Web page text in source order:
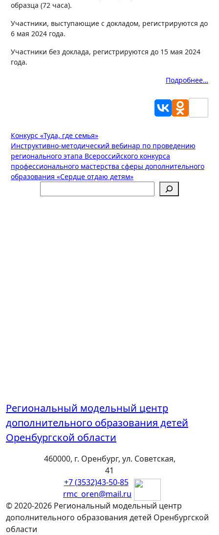
образца (72 часа).
Участники, выступающие с докладом, регистрируются до
6 мая 2024 года.
Участники без доклада, регистрируются до 15 мая 2024
года.
Подробнее…
Навигация
по
записям
Конкурс «Туда, где семья»
Инструктивно-методический вебинар по проведению
регионального этапа Всероссийского конкурса
профессионального мастерства сферы дополнительного
образования «Сердце отдаю детям»
Региональный модельный центр
дополнительного образования детей
Оренбургской области
460000, г. Оренбург, ул. Советская,
41
+7 (3532)43-50-85
rmc_oren@mail.ru
© 2020-2026 Региональный модельный центр
дополнительного образования детей Оренбургской
области